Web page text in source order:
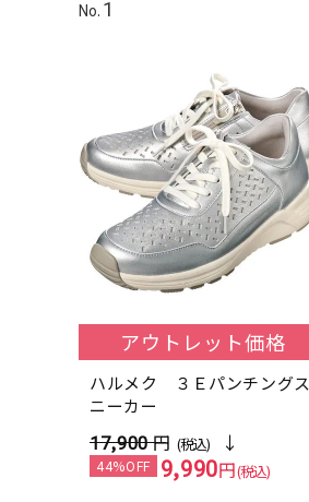
アウトレット価格
ハルメク ３Ｅパンチングス
ニーカー
17,900円 (税込)
44%OFF 9,990円(税込)